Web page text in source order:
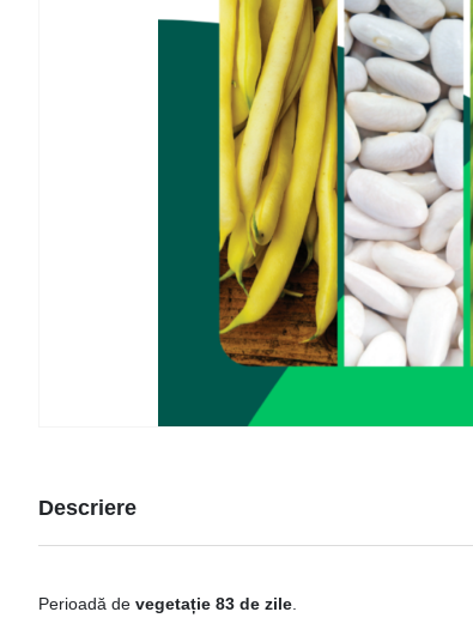
Descriere
Perioadă de vegetație 83 de zile